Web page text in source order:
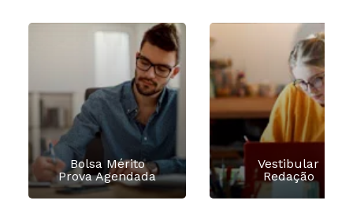
Bolsa Mérito
Prova Agendada
Vestibular
Redação